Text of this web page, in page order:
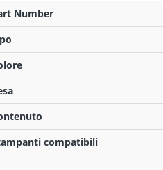
Number
compatibili